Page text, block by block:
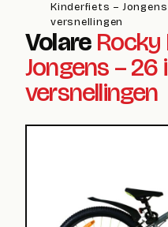
Kinderfiets –
versnellingen
Volare
Jongens – 26
versnellingen